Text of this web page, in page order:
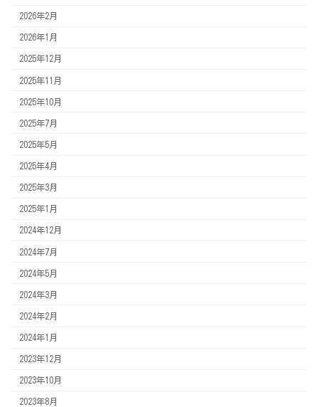
2026年2月
2026年1月
2025年12月
2025年11月
2025年10月
2025年7月
2025年5月
2025年4月
2025年3月
2025年1月
2024年12月
2024年7月
2024年5月
2024年3月
2024年2月
2024年1月
2023年12月
2023年10月
2023年8月